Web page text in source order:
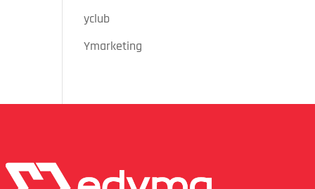
yclub
Ymarketing